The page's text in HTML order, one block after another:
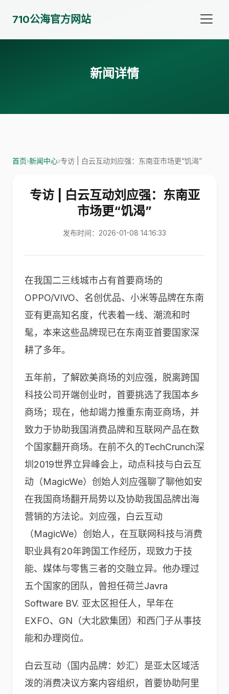
710公海官方网站
新闻详情
首页›新闻中心›专访 | 白云互动刘应强：东南亚市场更“饥渴”
专访 | 白云互动刘应强：东南亚
市场更“饥渴”
发布时间：2026-01-08 14:16:33
在我国二三线城市占有首要商场的
OPPO/VIVO、名创优品、小米等品牌在东南
亚有更高知名度，代表着一线、潮流和时
髦，本来这些品牌现已在东南亚首要国家深
耕了多年。
五年前，了解欧美商场的刘应强，脱离跨国
科技公司开端创业时，首要挑选了我国本乡
商场；现在，他却竭力推重东南亚商场，并
致力于协助我国消费品牌和互联网产品在数
个国家翻开商场。在前不久的TechCrunch深
圳2019世界立异峰会上，动点科技与白云互
动（MagicWe）创始人刘应强聊了聊他如安
在我国商场翻开局势以及协助我国品牌出海
营销的方法论。刘应强，白云互动
（MagicWe）创始人，在互联网科技与消费
职业具有20年跨国工作经历，现致力于技
能、媒体与零售三者的交融立异。他办理过
五个国家的团队，曾担任荷兰Javra
Software BV. 亚太区担任人，早年在
EXFO、GN（大北欧集团）和西门子从事技
能和办理岗位。
白云互动（国内品牌：妙汇）是亚太区域活
泼的消费决议方案内容组织，首要协助阿里